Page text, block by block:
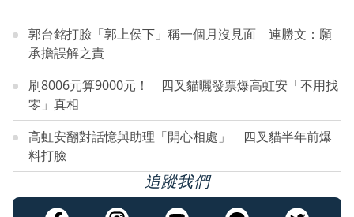
郭台銘打臉「郭上侯下」稱一個月沒見面 連勝文：願
承擔誤解之責
刷8006元算9000元！ 四叉貓曬發票爆高虹安「不用找
零」真相
高虹安翻對話憶與助理「開心相處」 四叉貓半年前爆
料打臉
追蹤我們